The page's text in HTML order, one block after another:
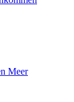
Meer